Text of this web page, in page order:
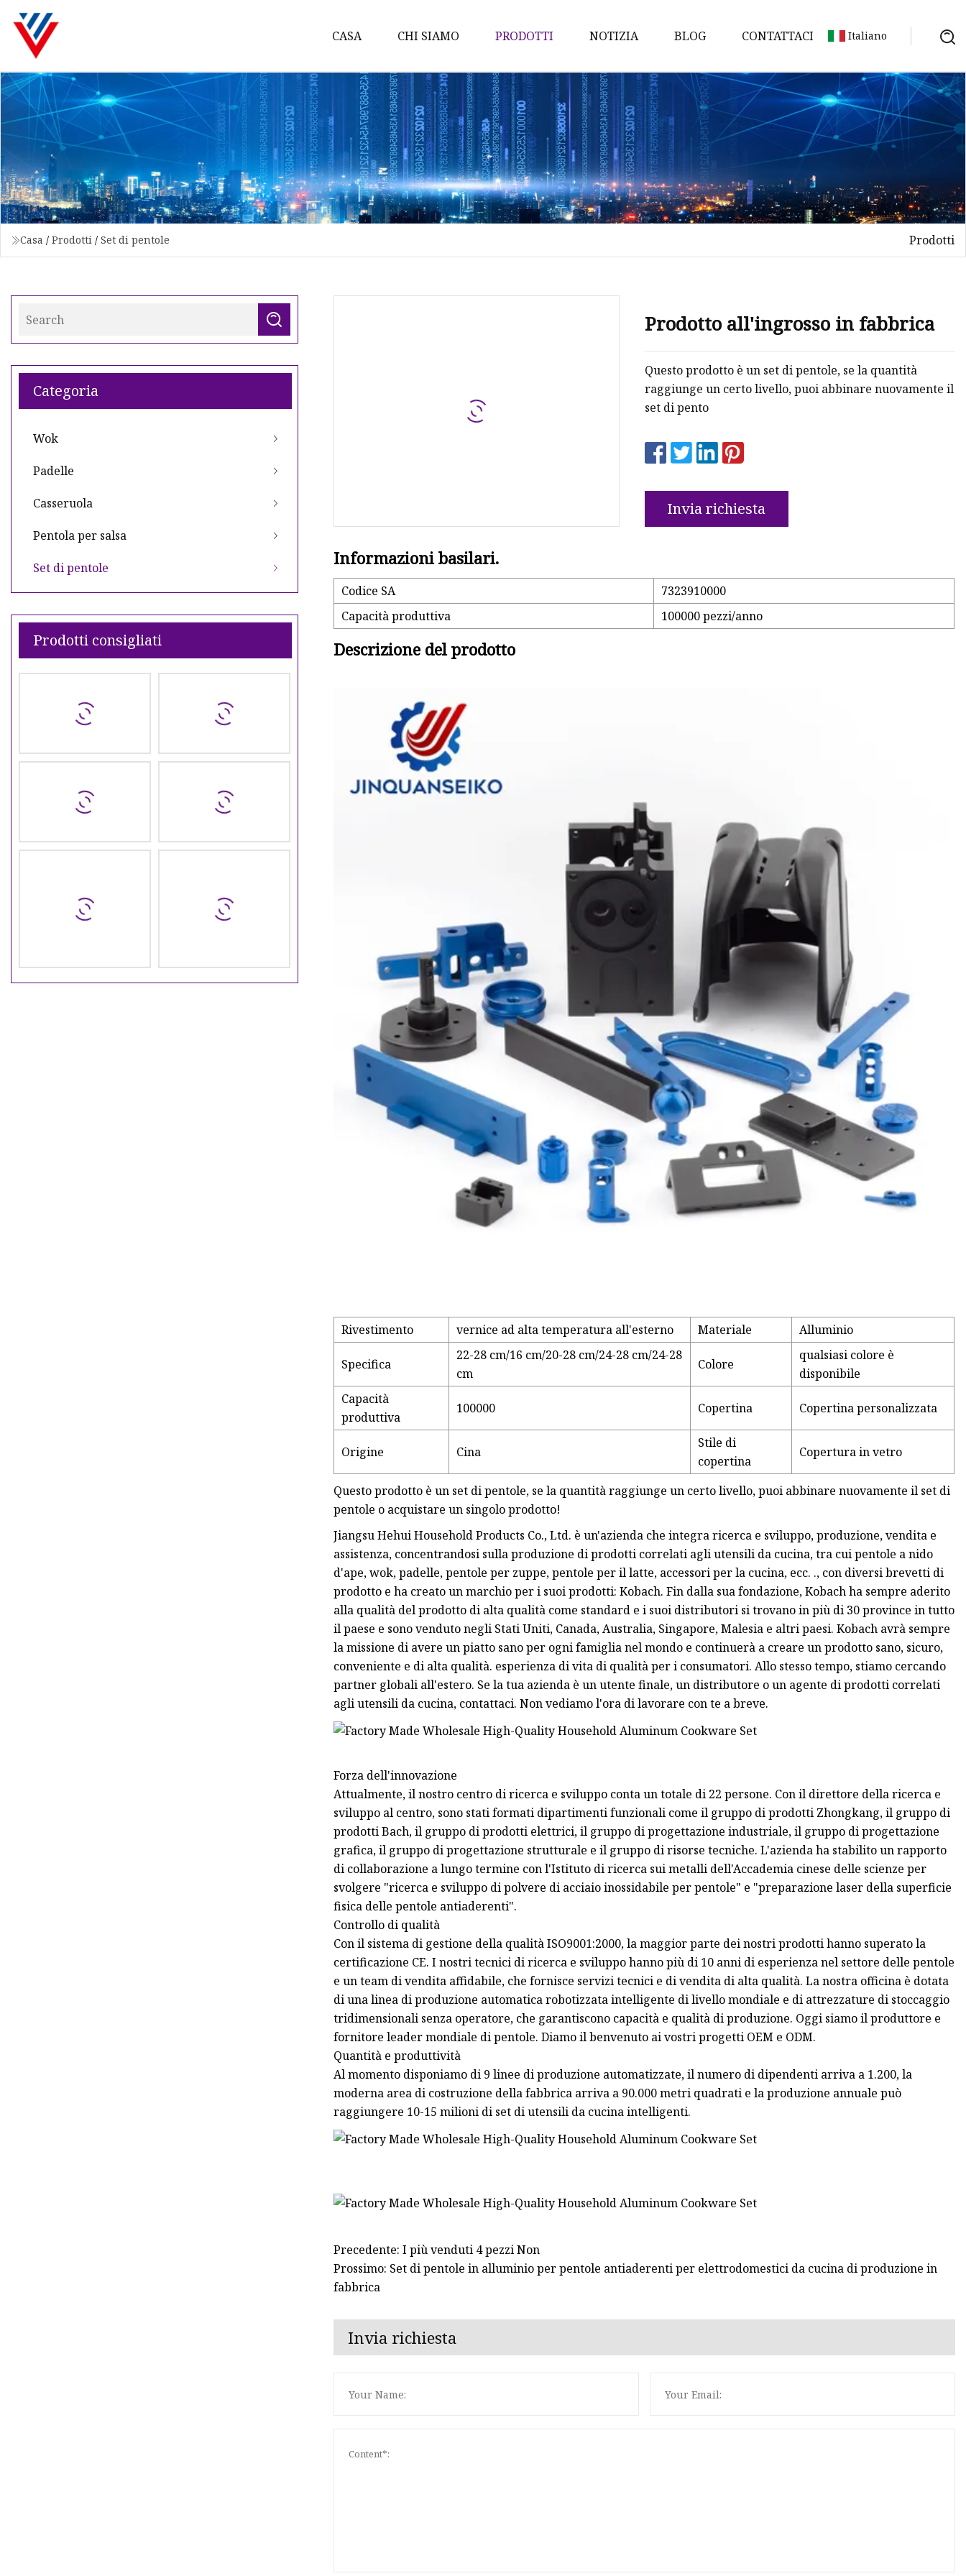
CASA CHI SIAMO PRODOTTI
Wok
Padelle
Casseruola
Pentola per salsa
Set di pentole
NOTIZIA BLOG CONTATTACI Italiano
Casa / Prodotti / Set di pentole Prodotti
Categoria
Wok
Padelle
Casseruola
Pentola per salsa
Set di pentole
Prodotti consigliati
Prodotto all'ingrosso in fabbrica
Questo prodotto è un set di pentole, se la quantità
raggiunge un certo livello, puoi abbinare nuovamente il
set di pento
Invia richiesta
Informazioni basilari.
Codice SA
7323910000
Capacità produttiva
100000 pezzi/anno
Descrizione del prodotto
Rivestimento vernice ad alta temperatura all'esterno Materiale Alluminio
Specifica
22-28 cm/16 cm/20-28 cm/24-28 cm/24-28
cm
Colore
qualsiasi colore è
disponibile
Capacità
produttiva
100000 Copertina Copertina personalizzata
Origine Cina
Stile di
copertina
Copertura in vetro
Questo prodotto è un set di pentole, se la quantità raggiunge un certo livello, puoi abbinare nuovamente il set di
pentole o acquistare un singolo prodotto!
Jiangsu Hehui Household Products Co., Ltd. è un'azienda che integra ricerca e sviluppo, produzione, vendita e
assistenza, concentrandosi sulla produzione di prodotti correlati agli utensili da cucina, tra cui pentole a nido
d'ape, wok, padelle, pentole per zuppe, pentole per il latte, accessori per la cucina, ecc. ., con diversi brevetti di
prodotto e ha creato un marchio per i suoi prodotti: Kobach. Fin dalla sua fondazione, Kobach ha sempre aderito
alla qualità del prodotto di alta qualità come standard e i suoi distributori si trovano in più di 30 province in tutto
il paese e sono venduto negli Stati Uniti, Canada, Australia, Singapore, Malesia e altri paesi. Kobach avrà sempre
la missione di avere un piatto sano per ogni famiglia nel mondo e continuerà a creare un prodotto sano, sicuro,
conveniente e di alta qualità. esperienza di vita di qualità per i consumatori. Allo stesso tempo, stiamo cercando
partner globali all'estero. Se la tua azienda è un utente finale, un distributore o un agente di prodotti correlati
agli utensili da cucina, contattaci. Non vediamo l'ora di lavorare con te a breve.
Forza dell'innovazione
Attualmente, il nostro centro di ricerca e sviluppo conta un totale di 22 persone. Con il direttore della ricerca e
sviluppo al centro, sono stati formati dipartimenti funzionali come il gruppo di prodotti Zhongkang, il gruppo di
prodotti Bach, il gruppo di prodotti elettrici, il gruppo di progettazione industriale, il gruppo di progettazione
grafica, il gruppo di progettazione strutturale e il gruppo di risorse tecniche. L'azienda ha stabilito un rapporto
di collaborazione a lungo termine con l'Istituto di ricerca sui metalli dell'Accademia cinese delle scienze per
svolgere "ricerca e sviluppo di polvere di acciaio inossidabile per pentole" e "preparazione laser della superficie
fisica delle pentole antiaderenti".
Controllo di qualità
Con il sistema di gestione della qualità ISO9001:2000, la maggior parte dei nostri prodotti hanno superato la
certificazione CE. I nostri tecnici di ricerca e sviluppo hanno più di 10 anni di esperienza nel settore delle pentole
e un team di vendita affidabile, che fornisce servizi tecnici e di vendita di alta qualità. La nostra officina è dotata
di una linea di produzione automatica robotizzata intelligente di livello mondiale e di attrezzature di stoccaggio
tridimensionali senza operatore, che garantiscono capacità e qualità di produzione. Oggi siamo il produttore e
fornitore leader mondiale di pentole. Diamo il benvenuto ai vostri progetti OEM e ODM.
Quantità e produttività
Al momento disponiamo di 9 linee di produzione automatizzate, il numero di dipendenti arriva a 1.200, la
moderna area di costruzione della fabbrica arriva a 90.000 metri quadrati e la produzione annuale può
raggiungere 10-15 milioni di set di utensili da cucina intelligenti.
Precedente: I più venduti 4 pezzi Non
Prossimo: Set di pentole in alluminio per pentole antiaderenti per elettrodomestici da cucina di produzione in
fabbrica
Invia richiesta